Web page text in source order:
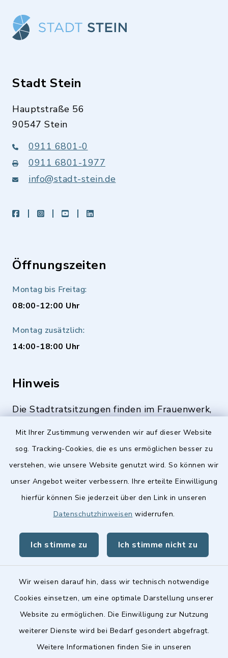
Mit Ihrer Zustimmung verwenden wir auf dieser Website
sog. Tracking-Cookies, die es uns ermöglichen besser zu
verstehen, wie unsere Website genutzt wird. So können wir
unser Angebot weiter verbessern. Ihre erteilte Einwilligung
hierfür können Sie jederzeit über den Link in unseren
Datenschutzhinweisen widerrufen.
Ich stimme zu Ich stimme nicht zu
Wir weisen darauf hin, dass wir technisch notwendige
Cookies einsetzen, um eine optimale Darstellung unserer
Website zu ermöglichen. Die Einwilligung zur Nutzung
weiterer Dienste wird bei Bedarf gesondert abgefragt.
Weitere Informationen finden Sie in unseren
Stadt Stein
Hauptstraße 56
90547 Stein
0911 6801-0
0911 6801-1977
info@stadt-stein.de
facebookinstagramyoutubeLinkedIn
Öffnungszeiten
Montag bis Freitag:
08:00-12:00 Uhr
Montag zusätzlich:
14:00-18:00 Uhr
Hinweis
Die Stadtratsitzungen finden im Frauenwerk,
Quicklinks
Stellenangebote
Landkreis Fürth
Barrierefreiheit